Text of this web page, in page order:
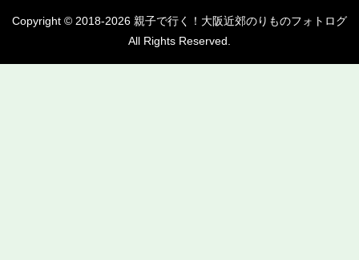
Copyright © 2018-2026 親子で行く！大阪近郊のりものフォトログ
All Rights Reserved.